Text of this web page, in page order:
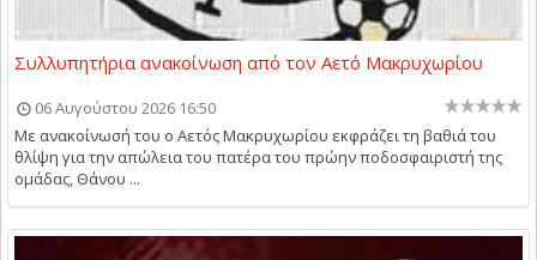
Συλλυπητήρια ανακοίνωση από τον Αετό Μακρυχωρίου
06 Αυγούστου 2026 16:50
Με ανακοίνωσή του ο Αετός Μακρυχωρίου εκφράζει τη βαθιά του
θλίψη για την απώλεια του πατέρα του πρώην ποδοσφαιριστή της
ομάδας, Θάνου ...